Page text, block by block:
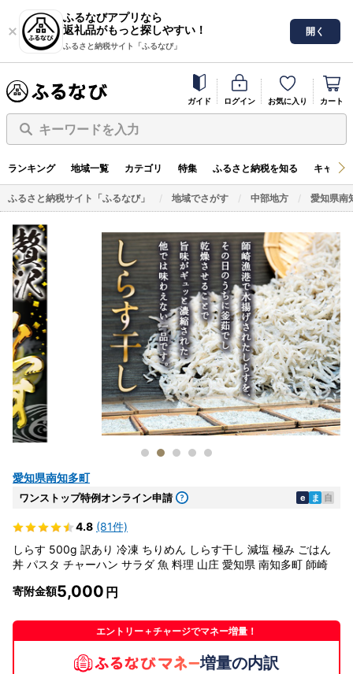
ふるなびアプリなら
返礼品がもっと探しやすい！
ふるさと納税サイト「ふるなび」
開く
ガイド ログイン お気に入り カート
キーワードを入力
ランキング 地域一覧 カテゴリ 特集 ふるさと納税を知る キャン
ふるさと納税サイト「ふるなび」 地域でさがす 中部地方 愛知県南
愛知県南知多町
ワンストップ特例オンライン申請 e ま 自
4.8 (81件)
しらす 500g 訳あり 冷凍 ちりめん しらす干し 減塩 極み ごはん
丼 パスタ チャーハン サラダ 魚 料理 山庄 愛知県 南知多町 師崎
寄附金額5,000
エントリー＋チャージでマネー増量！
増量の内訳